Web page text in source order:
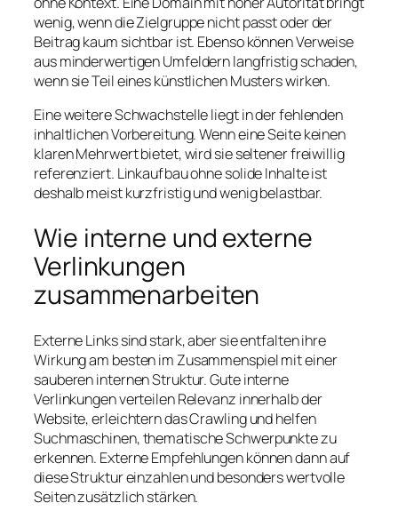
wenig, wenn die Zielgruppe nicht passt oder der
Beitrag kaum sichtbar ist. Ebenso können Verweise
aus minderwertigen Umfeldern langfristig schaden,
wenn sie Teil eines künstlichen Musters wirken.
Eine weitere Schwachstelle liegt in der fehlenden
inhaltlichen Vorbereitung. Wenn eine Seite keinen
klaren Mehrwert bietet, wird sie seltener freiwillig
referenziert. Linkaufbau ohne solide Inhalte ist
deshalb meist kurzfristig und wenig belastbar.
Wie interne und externe
Verlinkungen
zusammenarbeiten
Externe Links sind stark, aber sie entfalten ihre
Wirkung am besten im Zusammenspiel mit einer
sauberen internen Struktur. Gute interne
Verlinkungen verteilen Relevanz innerhalb der
Website, erleichtern das Crawling und helfen
Suchmaschinen, thematische Schwerpunkte zu
erkennen. Externe Empfehlungen können dann auf
diese Struktur einzahlen und besonders wertvolle
Seiten zusätzlich stärken.